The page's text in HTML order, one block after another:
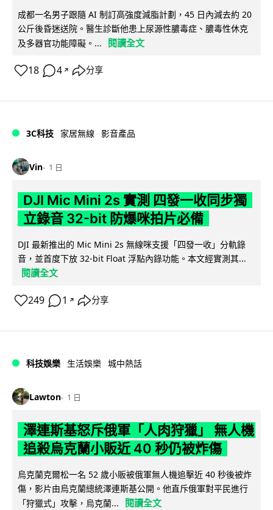
成都一名男子跟隨 AI 制訂高強度減脂計劃，45 日內減去約 20
公斤後昏迷送院。醫生診斷他患上尿源性膿毒症、膿毒性休克
及多器官功能障礙。...
閱讀全文
18 4 ↗ 分享
3C科技 家居無線 影音產品
Vin 1 日
DJI Mic Mini 2s 實測 四發一收同步獨
立錄音 32-bit 防爆咪拍片必備
DJI 最新推出的 Mic Mini 2s 無線咪支援「四發一收」分軌錄
音，並首度下放 32-bit Float 浮點內錄功能。本文經實測其...
閱讀全文
249 1 ↗ 分享
科技娛樂 生活娛樂 城中熱話
Lawton 1 日
澤連斯基怒斥俄軍「人肉狩獵」 無人機
追殺烏克蘭小販近 40 秒仍被炸傷
烏克蘭克爾松一名 52 歲小販被俄軍無人機追擊近 40 秒後被炸
傷，影片由烏克蘭總統澤連斯基公開。他直斥俄軍對平民進行
「狩獵式」攻擊，烏克蘭...
閱讀全文